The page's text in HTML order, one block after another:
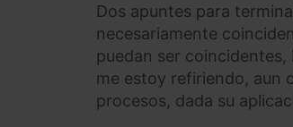
Dos apuntes para
necesariamente
puedan ser coincidentes,
me estoy refiriendo, aun
procesos, dada su